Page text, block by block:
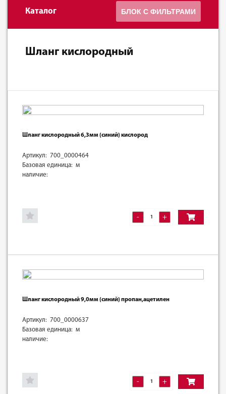
Каталог БЛОК С ФИЛЬТРАМИ
Шланг кислородный
Шланг кислородный 6,3мм (синий) кислород
Артикул: 700_0000464
Базовая единица: м
наличие:
- +
Шланг кислородный 9,0мм (синий) пропан,ацетилен
Артикул: 700_0000637
Базовая единица: м
наличие:
- +